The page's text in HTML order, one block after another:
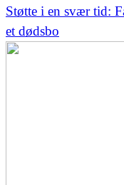
Støtte i en svær tid:
et dødsbo